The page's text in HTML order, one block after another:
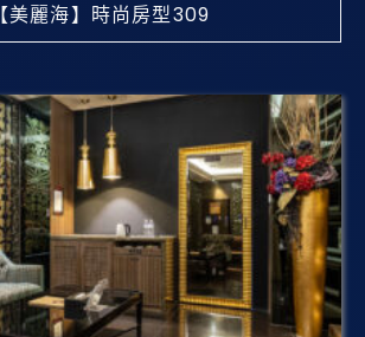
【美麗海】時尚房型309